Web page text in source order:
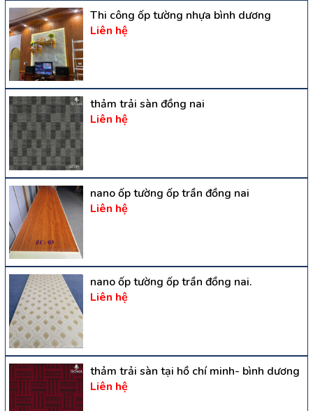
Thi công ốp tường nhựa bình dương
Liên hệ
thảm trải sàn đồng nai
Liên hệ
nano ốp tường ốp trần đồng nai
Liên hệ
nano ốp tường ốp trần đồng nai.
Liên hệ
thảm trải sàn tại hồ chí minh- bình dương
Liên hệ